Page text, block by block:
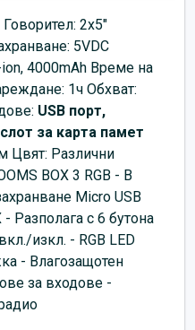
2x5"
5VDC
4000mAh Време на
1ч Обхват:
USB порт,
за карта памет
Цвят: Различни
BOX 3 RGB - В
Micro USB
Разполага с 6 бутона
изкл. - RGB LED
- Влагозащотен
за входове -